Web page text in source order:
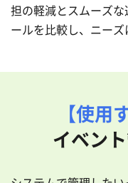
担の軽減とスムーズ
ールを比較し、ニーズ
【使用
イベン